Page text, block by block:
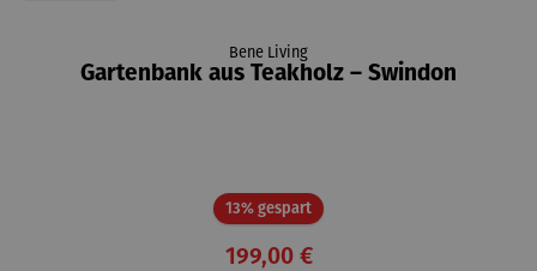
Bene Living
Gartenbank aus Teakholz – Swindon
13% gespartRabatt
199,00 €